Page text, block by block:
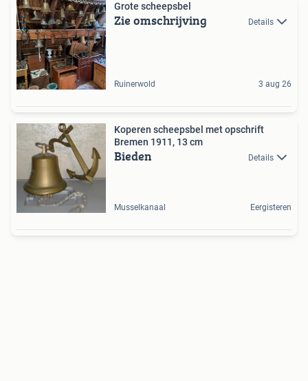
Grote scheepsbel
Zie omschrijving Details
Ruinerwold 3 aug 26
Koperen scheepsbel met opschrift
Bremen 1911, 13 cm
Bieden Details
Musselkanaal Eergisteren